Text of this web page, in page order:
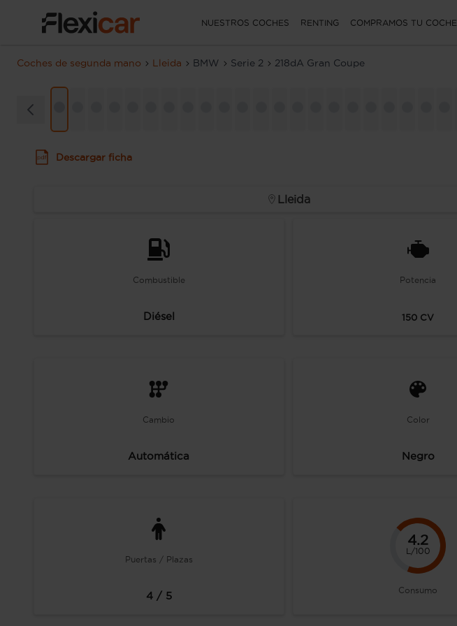
NUESTROS COCHES RENTING COMPRAMOS TU COCHE
Coches de segunda mano Lleida BMW Serie 2 218dA Gran Coupe
Descargar ficha
Lleida
Combustible
Diésel
Potencia
150 CV
Cambio
Automática
Color
Negro
Puertas / Plazas
4 / 5
4.2
L/100
Consumo